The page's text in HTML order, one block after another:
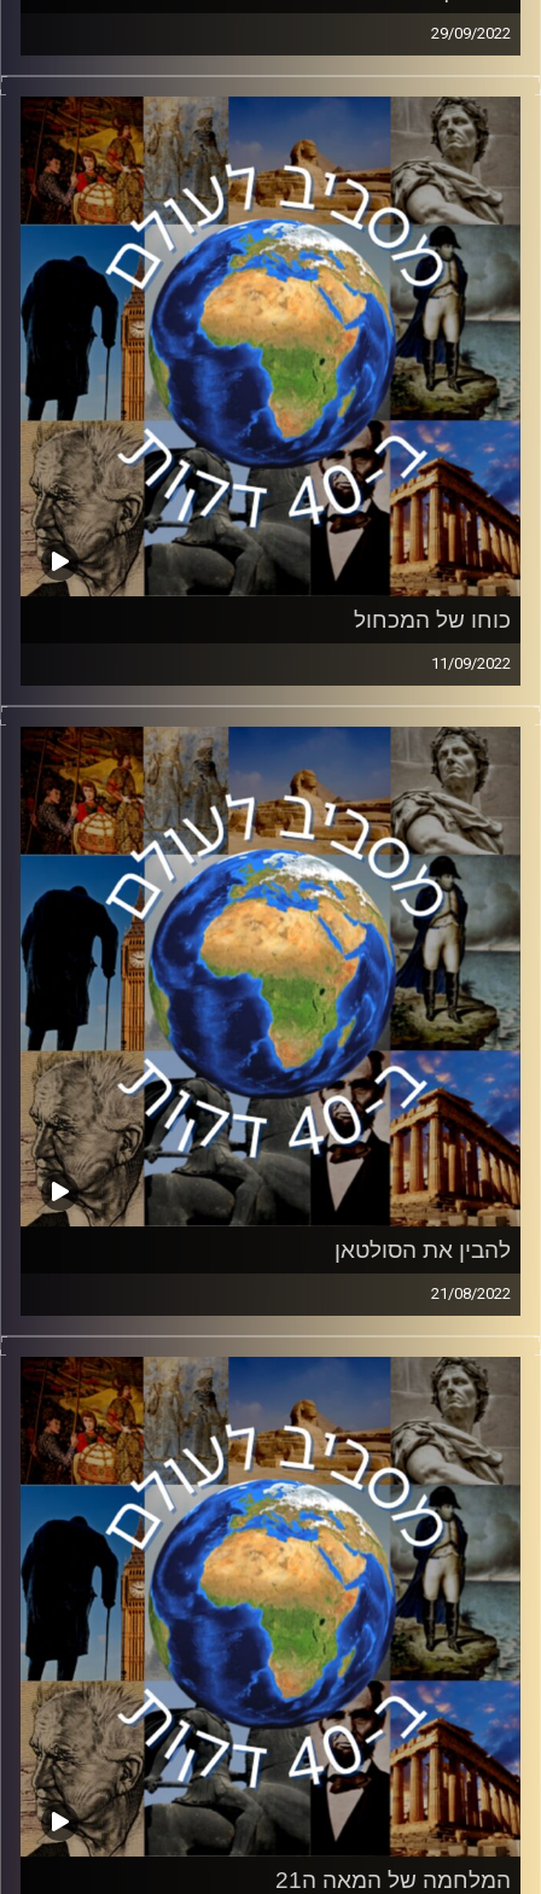
29/09/2022
בשבוע שעבר, לראשונה עקפה האוכלוסיה הקתולית בצפון
אירלנד את האוכלסיה הפרוטסטנטית. שינוי דמוגרפי זה יכול
להצית מחדש את הסכסוך האירי, סכסוך שבדומה לסכסוך
הישראלי פלסטיני מערב טריטוריה, דת ומאבק דמוגרפי. בפרק
זה ד״ר אורי קציר יסקור את תולדות הסכסוך האירי והשוואתו
לסכסוך שלנו.
קרדיט תמונות: יוסי מצרי
כוחו של המכחול
11/09/2022
במזרח התיכון והעולם הערבי, המנהגים והתרבות מספרים
דברים שהשפה לא מספרת. במשטרים בהם אין חופש דיבור,
ישנה הדרך לדבר. כאן נכנסת האמנות בכלל והקריקטורה בפרט.
מוזמנים להצטרף לפרק על קריקטורות בעולם בערבי עם
הגברת עידית בר.
קרדיט תמונות:יוסי מצרי
להבין את הסולטאן
21/08/2022
תחת שלטונו של ארדואן יחסי ישראל טורקיה ידעו עליו
ומורדות. בפרק זה ד״ר אסא אופיר יסקור את ההסיטוריה של
טורקיה כיורשת של האימפריה העות׳מאנית, הפיכתה למדינה
משפיעה באזור ואיך הפכה ממדינה הדוגלת בחילוניות למדינה
אסלאמית.
קרדיט תמונות:יוסי מצרי
המלחמה של המאה ה21